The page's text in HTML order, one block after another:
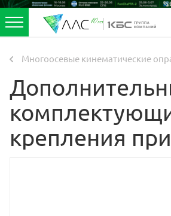
Многоосевые кинематические
крепления